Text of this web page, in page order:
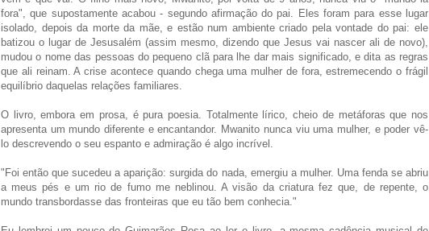
fora", que supostamente acabou - segundo afirmação do pai. Eles foram para esse lugar
isolado, depois da morte da mãe, e estão num ambiente criado pela vontade do pai: ele
batizou o lugar de Jesusalém (assim mesmo, dizendo que Jesus vai nascer ali de novo),
mudou o nome das pessoas do pequeno clã para lhe dar mais significado, e dita as regras
que ali reinam. A crise acontece quando chega uma mulher de fora, estremecendo o frágil
equilíbrio daquelas relações familiares.
O livro, embora em prosa, é pura poesia. Totalmente lírico, cheio de metáforas que nos
apresenta um mundo diferente e encantandor. Mwanito nunca viu uma mulher, e poder vê-
lo descrevendo o seu espanto e admiração é algo incrível.
"Foi então que sucedeu a aparição: surgida do nada, emergiu a mulher. Uma fenda se abriu
a meus pés e um rio de fumo me neblinou. A visão da criatura fez que, de repente, o
mundo transbordasse das fronteiras que eu tão bem conhecia."